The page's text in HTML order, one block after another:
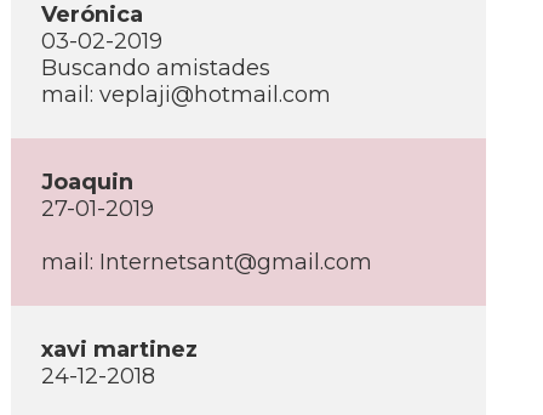
Verónica
03-02-2019
Buscando amistades
mail: veplaji@hotmail.com
Joaquin
27-01-2019
mail: Internetsant@gmail.com
xavi martinez
24-12-2018